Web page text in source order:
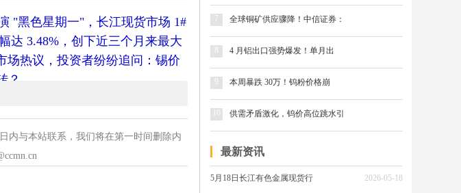
"黑色星期一"，长江现货市场 1#
达 3.48%，创下近三个月来最大
场热议，投资者纷纷追问：锡价
？
求熄火三重暴击
的市场恐慌性抛售。国际端，美
关键点位，强势美元直接压制
，费城半导体指数暴跌
内与本站联系，我们将在第一时间删除内
7 全球铜矿供应骤降！中信证券：
4 月铝出口强势爆发！单月出
本周暴跌 30万！钨粉价格崩
供需矛盾激化，钨价高位跳水引
最新资讯
5月18日长江有色金属现货行 2026-05-18